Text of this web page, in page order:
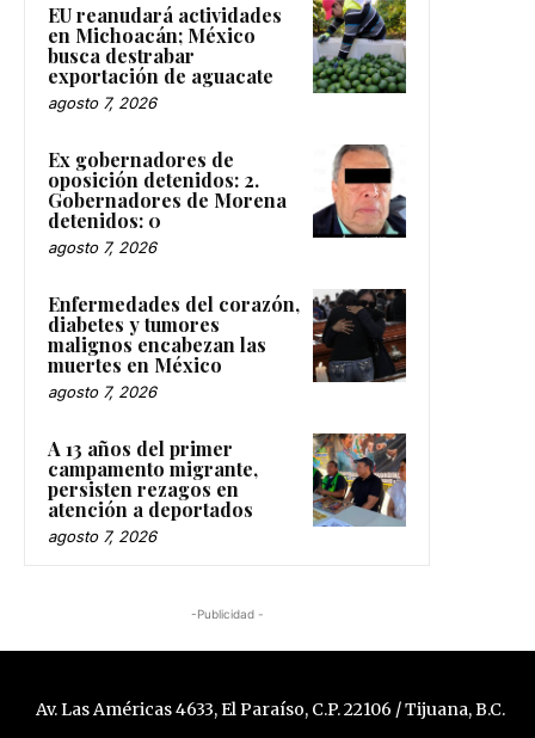
EU reanudará actividades
en Michoacán; México
busca destrabar
exportación de aguacate
agosto 7, 2026
Ex gobernadores de
oposición detenidos: 2.
Gobernadores de Morena
detenidos: 0
agosto 7, 2026
Enfermedades del corazón,
diabetes y tumores
malignos encabezan las
muertes en México
agosto 7, 2026
A 13 años del primer
campamento migrante,
persisten rezagos en
atención a deportados
agosto 7, 2026
-Publicidad -
Av. Las Américas 4633, El Paraíso, C.P. 22106 / Tijuana, B.C.